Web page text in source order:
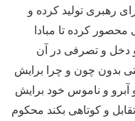
رهبری تولید کرده و
محصور کرده تا مبادا
دخل و تصرفی در آن
بدون چون و چرا برایش
و ناموس خود برایش
و کوتاهی بکند محکوم